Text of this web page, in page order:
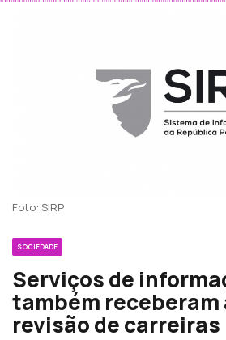
Foto: SIRP
SOCIEDADE
Serviços de
também receberam
revisão de carreiras